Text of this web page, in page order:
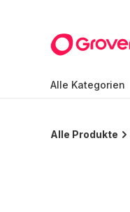
Alle Kategorien
Alle Produkte